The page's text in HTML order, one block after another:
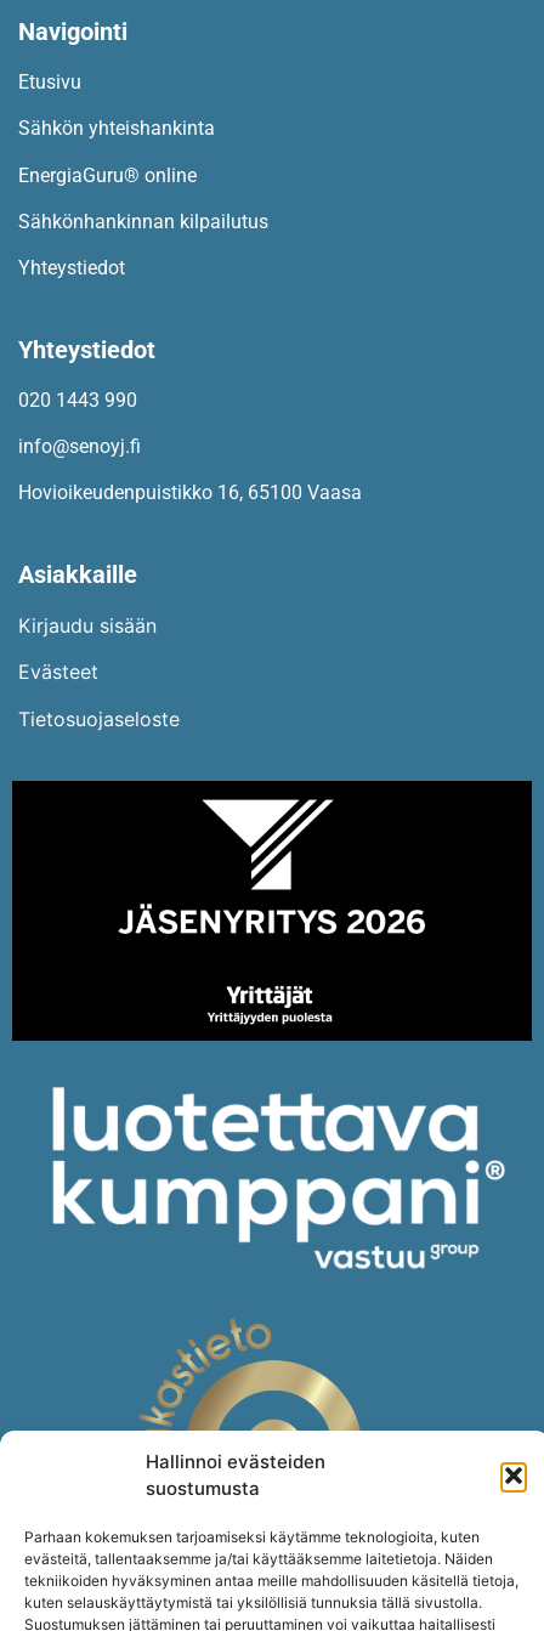
Hallinnoi evästeiden
suostumusta
Parhaan kokemuksen tarjoamiseksi käytämme teknologioita, kuten
evästeitä, tallentaaksemme ja/tai käyttääksemme laitetietoja. Näiden
tekniikoiden hyväksyminen antaa meille mahdollisuuden käsitellä tietoja,
kuten selauskäyttäytymistä tai yksilöllisiä tunnuksia tällä sivustolla.
Suostumuksen jättäminen tai peruuttaminen voi vaikuttaa haitallisesti
Navigointi​
Etusivu
Sähkön yhteishankinta
EnergiaGuru® online
Sähkönhankinnan kilpailutus
Yhteystiedot
Yhteystiedot
020 1443 990
info@senoyj.fi
Hovioikeudenpuistikko 16, 65100 Vaasa
Asiakkaille
Kirjaudu sisään
Evästeet
Tietosuojaseloste